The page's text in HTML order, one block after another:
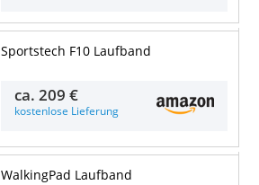
Sportstech F10 Laufband
ca.209 €
kostenlose Lieferung
WalkingPad Laufband